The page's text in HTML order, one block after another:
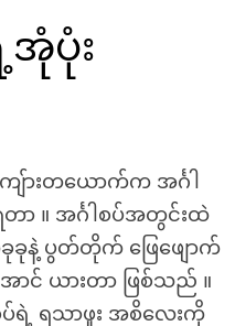
ပုံး
ားတယောက်က အင်္ဂါ
။ အင်္ဂါစပ်အတွင်းထဲ
နဲ့ ပွတ်တိုက် ဖြေဖျောက်
ာင် ယားတာ ဖြစ်သည် ။
ပ်ရဲ့ ရသာဖူး အစိလေးကို